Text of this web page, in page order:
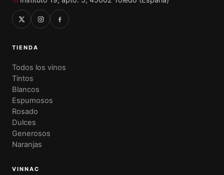
TIENDA
Todos los vinos
Tintos
Blancos
Espumosos
Rosado
Dulces
Generosos
Naranjas
VINNAC